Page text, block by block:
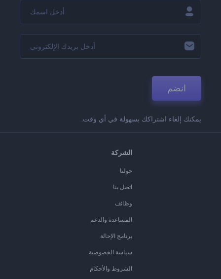
انضم
يمكنك إلغاء اشتراكك بسهولة في أي وقت.
الشركة
حولنا
اتصل بنا
وظائف
المساعدة والدعم
برنامج الإحالة
سياسة الخصوصية
الشروط والأحكام